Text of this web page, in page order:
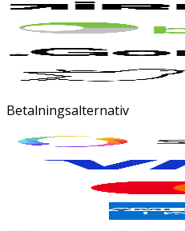
Betalningsalternativ